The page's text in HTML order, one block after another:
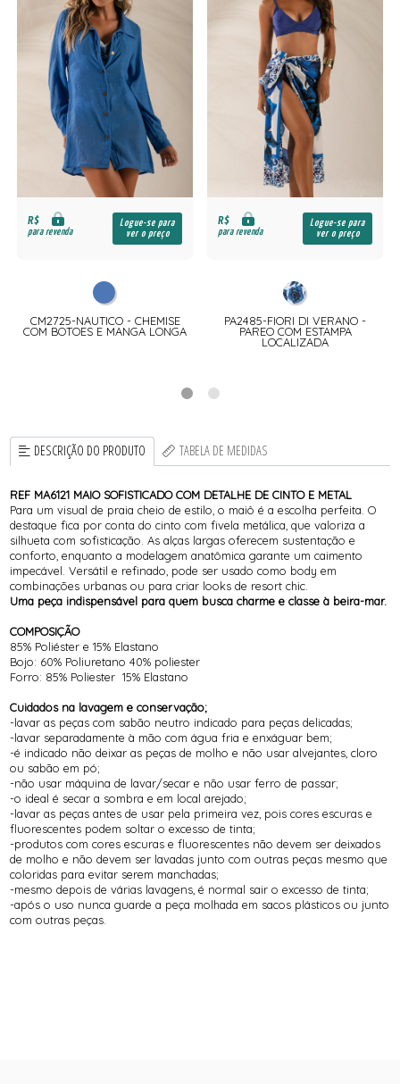
R$
para revenda
Logue-se para
ver o preço
CM2725-NAUTICO - CHEMISE
COM BOTOES E MANGA LONGA
R$
para revenda
Logue-se para
ver o preço
PA2485-FIORI DI VERANO -
PAREO COM ESTAMPA
LOCALIZADA
DESCRIÇÃO DO PRODUTO TABELA DE MEDIDAS
REF MA6121 MAIO SOFISTICADO COM DETALHE DE CINTO E METAL
Para um visual de praia cheio de estilo, o maiô é a escolha perfeita. O
destaque fica por conta do cinto com fivela metálica, que valoriza a
silhueta com sofisticação. As alças largas oferecem sustentação e
conforto, enquanto a modelagem anatômica garante um caimento
impecável. Versátil e refinado, pode ser usado como body em
combinações urbanas ou para criar looks de resort chic.
Uma peça indispensável para quem busca charme e classe à beira-mar.
COMPOSIÇÃO
85% Poliéster e 15% Elastano
Bojo: 60% Poliuretano 40% poliester
Forro: 85% Poliester 15% Elastano
Cuidados na lavagem e conservação;
-lavar as peças com sabão neutro indicado para peças delicadas;
-lavar separadamente à mão com água fria e enxáguar bem;
-é indicado não deixar as peças de molho e não usar alvejantes, cloro
ou sabão em pó;
-não usar máquina de lavar/secar e não usar ferro de passar;
-o ideal é secar a sombra e em local arejado;
-lavar as peças antes de usar pela primeira vez, pois cores escuras e
fluorescentes podem soltar o excesso de tinta;
-produtos com cores escuras e fluorescentes não devem ser deixados
de molho e não devem ser lavadas junto com outras peças mesmo que
coloridas para evitar serem manchadas;
-mesmo depois de várias lavagens, é normal sair o excesso de tinta;
-após o uso nunca guarde a peça molhada em sacos plásticos ou junto
com outras peças.